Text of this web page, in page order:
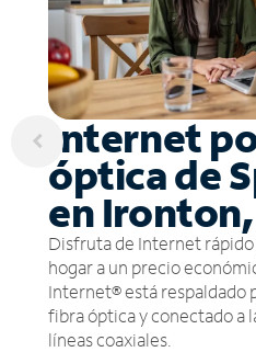
Internet
óptica de
en
Disfruta de Internet
hogar a un precio
Internet® está respaldado
fibra óptica y conectado a
líneas coaxiales.